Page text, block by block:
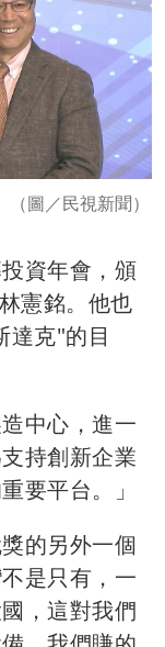
圖／民視新聞）
資年會，頒
憲銘。他也
達克"的目
中心，進一
持創新企業
要平台。」
的另外一個
是只有，一
，這對我們